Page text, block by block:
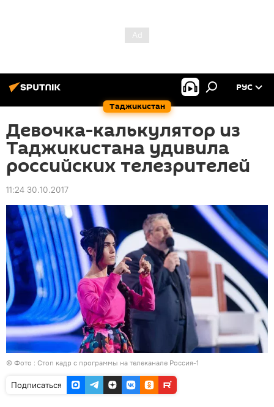
Таджикистан
РУС
Девочка-калькулятор из
Таджикистана удивила
российских телезрителей
11:24 30.10.2017
© Фото : Стоп кадр с программы на телеканале Россия-1
Подписаться